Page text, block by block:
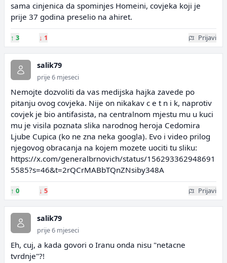
sama cinjenica da spominjes Homeini, covjeka koji je
prije 37 godina preselio na ahiret.
↑ 3 ↓ 1 Prijavi
salik79
prije 6 mjeseci
Nemojte dozvoliti da vas medijska hajka zavede po
pitanju ovog covjeka. Nije on nikakav c e t n i k, naprotiv
covjek je bio antifasista, na centralnom mjestu mu u kuci
mu je visila poznata slika narodnog heroja Cedomira
Ljube Cupica (ko ne zna neka googla). Evo i video prilog
njegovog obracanja na kojem mozete uociti tu sliku:
https://x.com/generalbrnovich/status/156293362948691
5585?s=46&t=2rQCrMABbTQnZNsiby348A
↑ 0 ↓ 5 Prijavi
salik79
prije 6 mjeseci
Eh, cuj, a kada govori o Iranu onda nisu "netacne
tvrdnje"?!